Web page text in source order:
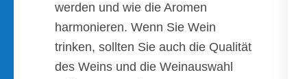
werden und wie die Aromen
harmonieren. Wenn Sie Wein
trinken, sollten Sie auch die Qualität
des Weins und die Weinauswahl